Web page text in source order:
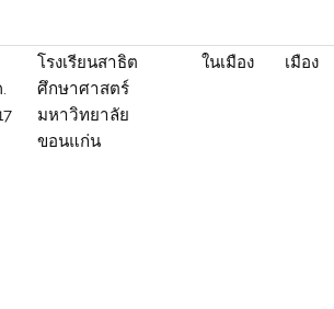
โรงเรียนสาธิต
ศึกษาศาสตร์
มหาวิทยาลัย
ขอนแก่น
ในเมือง เมือง